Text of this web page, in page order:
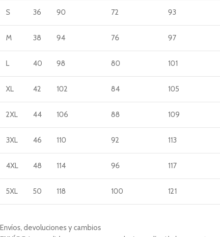
S 36 90 72 93
M 38 94 76 97
L 40 98 80 101
XL 42 102 84 105
2XL 44 106 88 109
3XL 46 110 92 113
4XL 48 114 96 117
5XL 50 118 100 121
Envíos, devoluciones y cambios